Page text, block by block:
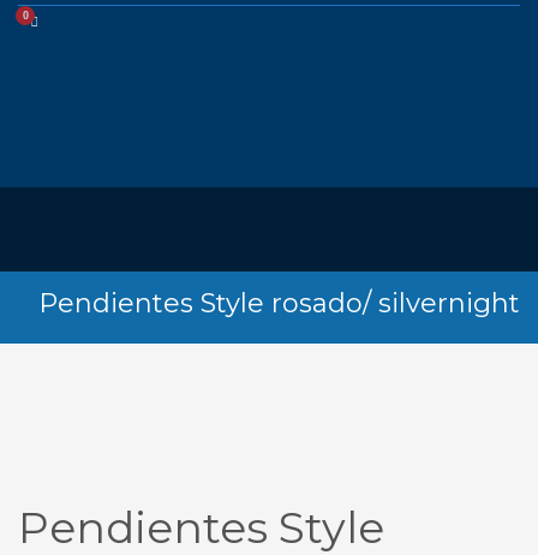
Pendientes Style rosado/ silvernight
Pendientes Style